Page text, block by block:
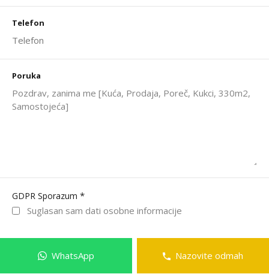
Telefon
Poruka
GDPR Sporazum *
Suglasan sam dati osobne informacije
WhatsApp Nazovite odmah